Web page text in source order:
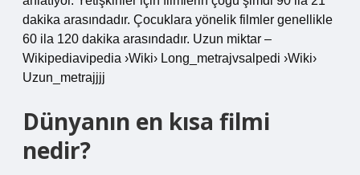
dakika arasındadır. Çocuklara yönelik filmler genellikle
60 ila 120 dakika arasındadır. Uzun miktar –
Wikipediavipedia ›Wiki› Long_metrajvsalpedi ›Wiki›
Uzun_metrajjjj
Dünyanın en kısa filmi
nedir?